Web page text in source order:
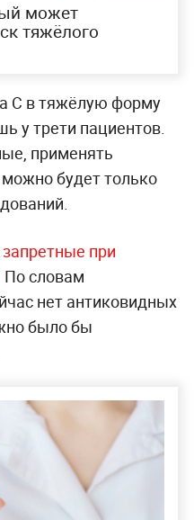
может
тяжёлого
С в тяжёлую форму
у трети пациентов.
применять
будет только
при
По словам
нет антиковидных
было бы